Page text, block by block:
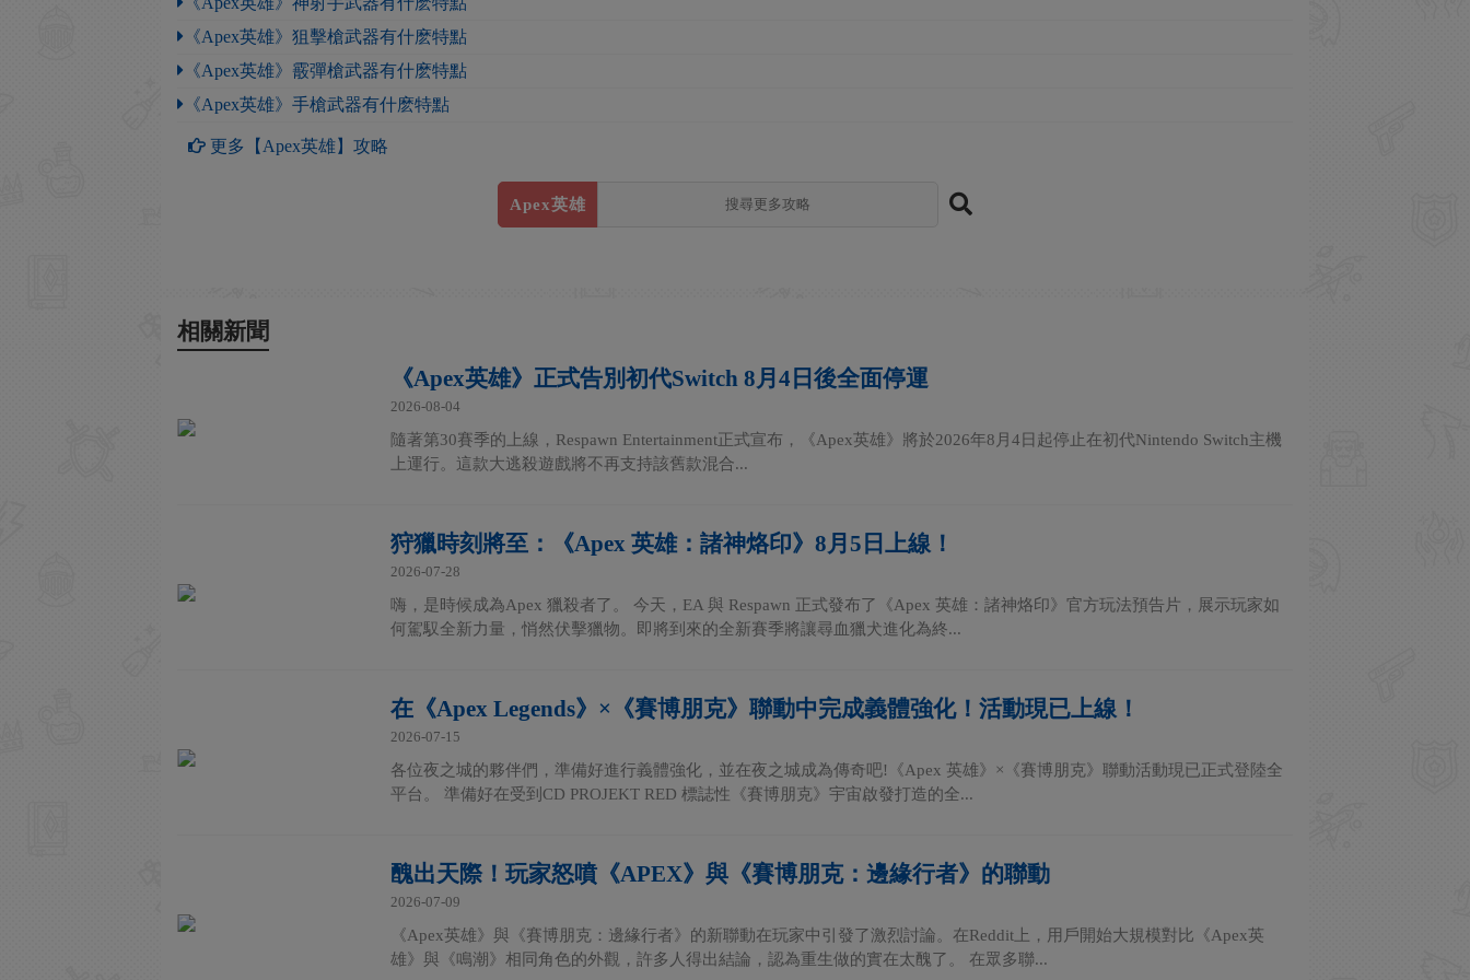
《Apex英雄》狙擊槍武器有什麽特點
《Apex英雄》霰彈槍武器有什麽特點
《Apex英雄》手槍武器有什麽特點
更多【Apex英雄】攻略
Apex英雄
相關新聞
《Apex英雄》正式告別初代Switch 8月4日後全面停運
2026-08-04
隨著第30賽季的上線，Respawn Entertainment正式宣布，《Apex英雄》將於2026年8月4日起停止在初代Nintendo Switch主機
上運行。這款大逃殺遊戲將不再支持該舊款混合...
狩獵時刻將至：《Apex 英雄：諸神烙印》8月5日上線！
2026-07-28
嗨，是時候成為Apex 獵殺者了。 今天，EA 與 Respawn 正式發布了《Apex 英雄：諸神烙印》官方玩法預告片，展示玩家如
何駕馭全新力量，悄然伏擊獵物。即將到來的全新賽季將讓尋血獵犬進化為終...
在《Apex Legends》×《賽博朋克》聯動中完成義體強化！活動現已上線！
2026-07-15
各位夜之城的夥伴們，準備好進行義體強化，並在夜之城成為傳奇吧!《Apex 英雄》×《賽博朋克》聯動活動現已正式登陸全
平台。 準備好在受到CD PROJEKT RED 標誌性《賽博朋克》宇宙啟發打造的全...
醜出天際！玩家怒噴《APEX》與《賽博朋克：邊緣行者》的聯動
2026-07-09
《Apex英雄》與《賽博朋克：邊緣行者》的新聯動在玩家中引發了激烈討論。在Reddit上，用戶開始大規模對比《Apex英
雄》與《鳴潮》相同角色的外觀，許多人得出結論，認為重生做的實在太醜了。 在眾多聯...